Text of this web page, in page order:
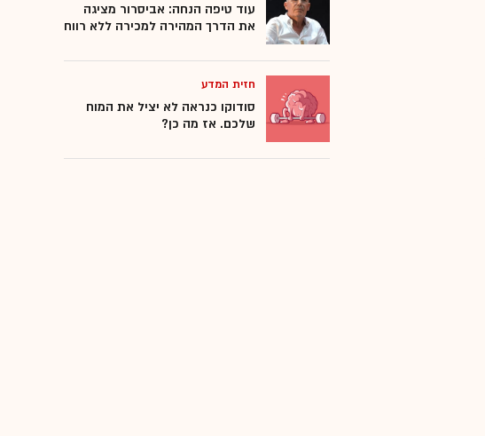
עוד טיפה הנחה: אביסרור מציגה
את הדרך המהירה למכירה ללא רווח
חזית המדע
סודוקו כנראה לא יציל את המוח
שלכם. אז מה כן?